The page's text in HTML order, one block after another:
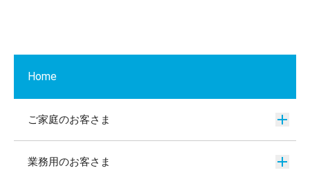
Home
ご家庭のお客さま
業務用のお客さま